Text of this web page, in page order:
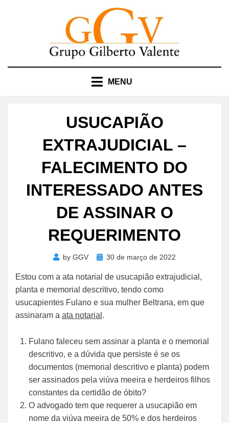
MENU
USUCAPIÃO
EXTRAJUDICIAL –
FALECIMENTO DO
INTERESSADO ANTES
DE ASSINAR O
REQUERIMENTO
by GGV
Posted
30 de março de 2022
Estou com a ata notarial de usucapião extrajudicial,
planta e memorial descritivo, tendo como
usucapientes Fulano e sua mulher Beltrana, em que
assinaram a ata notarial .
Fulano faleceu sem assinar a planta e o memorial
descritivo, e a dúvida que persiste é se os
documentos (memorial descritivo e planta) podem
ser assinados pela viúva meeira e herdeiros filhos
constantes da certidão de óbito?
O advogado tem que requerer a usucapião em
nome da viúva meeira de 50% e dos herdeiros